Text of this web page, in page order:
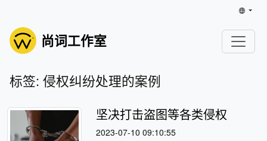
尚词工作室
标签: 侵权纠纷处理的案例
坚决打击盗图等各类侵权
2023-07-10 09:10:55